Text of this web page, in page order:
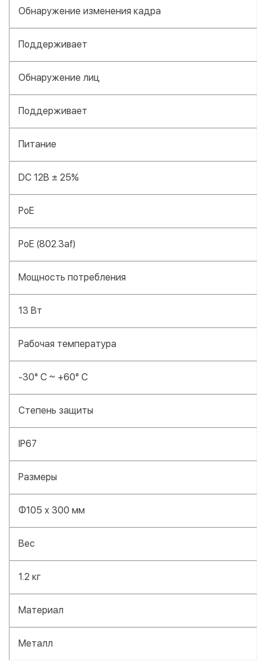
Обнаружение изменения кадра
Поддерживает
Обнаружение лиц
Поддерживает
Питание
DC 12В ± 25%
PoE
PoE (802.3af)
Мощность потребления
13 Вт
Рабочая температура
-30° C ~ +60° C
Степень защиты
IP67
Размеры
Φ105 х 300 мм
Вес
1.2 кг
Материал
Металл